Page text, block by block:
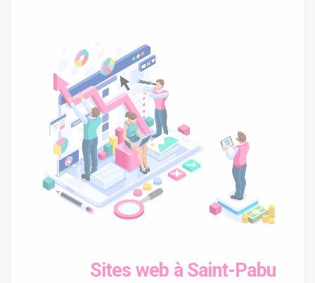
Sites web à Saint-Pabu